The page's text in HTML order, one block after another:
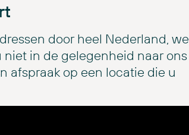
door heel Nederland, we
in de gelegenheid naar ons
afspraak op een locatie die u